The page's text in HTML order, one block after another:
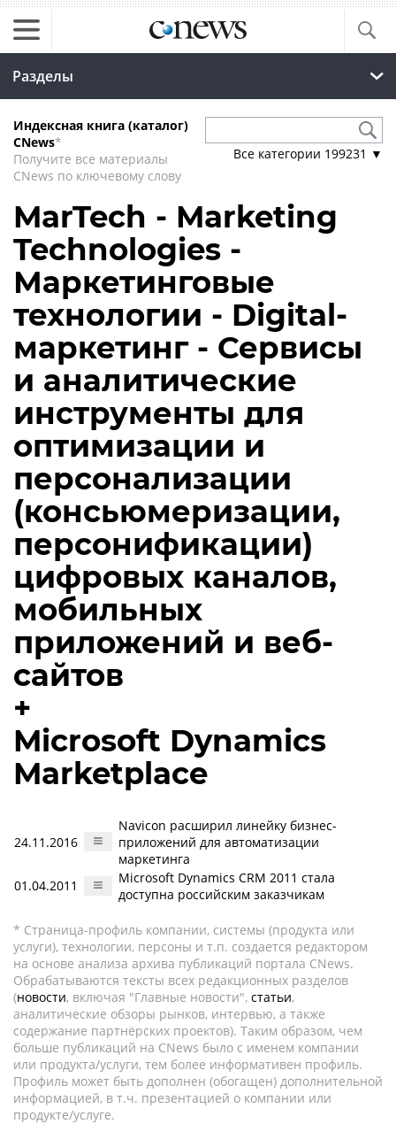
Разделы
Индексная книга (каталог)
CNews*
Получите все материалы
CNews по ключевому слову
Все категории 199231 ▼
MarTech - Marketing
Technologies -
Маркетинговые
технологии - Digital-
маркетинг - Сервисы
и аналитические
инструменты для
оптимизации и
персонализации
(консьюмеризации,
персонификации)
цифровых каналов,
мобильных
приложений и веб-
сайтов
+
Microsoft Dynamics
Marketplace
24.11.2016
Navicon расширил линейку бизнес-
приложений для автоматизации
маркетинга
01.04.2011
Microsoft Dynamics CRM 2011 стала
доступна российским заказчикам
* Страница-профиль компании, системы (продукта или
услуги), технологии, персоны и т.п. создается редактором
на основе анализа архива публикаций портала CNews.
Обрабатываются тексты всех редакционных разделов
(новости, включая "Главные новости", статьи,
аналитические обзоры рынков, интервью, а также
содержание партнёрских проектов). Таким образом, чем
больше публикаций на CNews было с именем компании
или продукта/услуги, тем более информативен профиль.
Профиль может быть дополнен (обогащен) дополнительной
информацией, в т.ч. презентацией о компании или
продукте/услуге.